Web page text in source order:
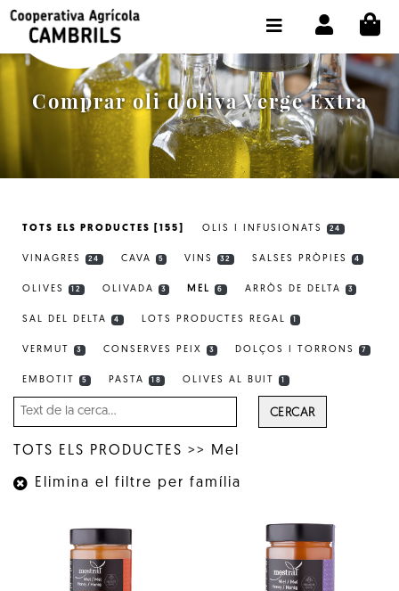
Comprar oli d'oliva Verge Extra
TOTS ELS PRODUCTES [155] OLIS I INFUSIONATS 24
VINAGRES 24 CAVA 5 VINS 32 SALSES PRÒPIES 4
OLIVES 12 OLIVADA 3 MEL 6 ARRÒS DE DELTA 3
SAL DEL DELTA 4 LOTS PRODUCTES REGAL
VERMUT 3 CONSERVES PEIX 3 DOLÇOS I TORRONS 7
EMBOTIT 5 PASTA 18 OLIVES AL BUIT
CERCAR
TOTS ELS PRODUCTES >> Mel
Elimina el filtre per família
BOTIGA COMPRA ONLINE
LA COOPERATIVA
OLEOTOUR
PRODUCTES
EL NOSTRE OLI
SELECCIONAR IDIOMA: